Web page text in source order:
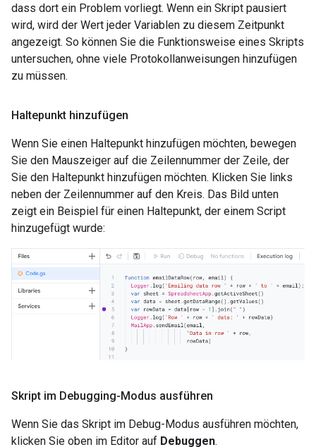
dass dort ein Problem vorliegt. Wenn ein Skript pausiert
wird, wird der Wert jeder Variablen zu diesem Zeitpunkt
angezeigt. So können Sie die Funktionsweise eines Skripts
untersuchen, ohne viele Protokollanweisungen hinzufügen
zu müssen.
Haltepunkt hinzufügen
Wenn Sie einen Haltepunkt hinzufügen möchten, bewegen
Sie den Mauszeiger auf die Zeilennummer der Zeile, der
Sie den Haltepunkt hinzufügen möchten. Klicken Sie links
neben der Zeilennummer auf den Kreis. Das Bild unten
zeigt ein Beispiel für einen Haltepunkt, der einem Script
hinzugefügt wurde:
Skript im Debugging-Modus ausführen
Wenn Sie das Skript im Debug-Modus ausführen möchten,
klicken Sie oben im Editor auf Debuggen.